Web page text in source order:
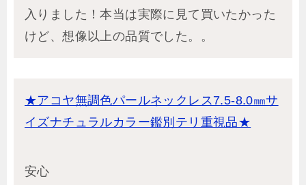
入りました！本当は実際に見て買いたかった
けど、想像以上の品質でした。。
★アコヤ無調色パールネックレス7.5-8.0㎜サ
イズナチュラルカラー鑑別テリ重視品★
安心